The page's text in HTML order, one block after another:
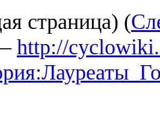
страница) (
http://